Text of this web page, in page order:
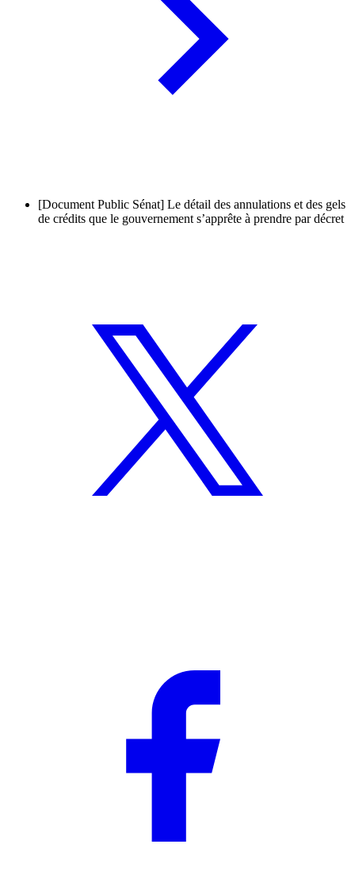
[Document Public Sénat] Le détail des annulations et des gels
de crédits que le gouvernement s’apprête à prendre par décret